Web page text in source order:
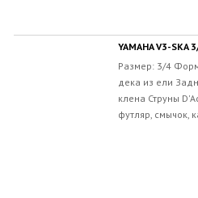
YAMAHA V3-SKA
Размер: 3/4
дека из ели
клена Струны
футляр, смычок,